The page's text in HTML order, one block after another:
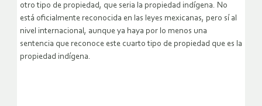
otro tipo de propiedad, que seria la propiedad indígena. No
está oficialmente reconocida en las leyes mexicanas, pero sí al
nivel internacional, aunque ya haya por lo menos una
sentencia que reconoce este cuarto tipo de propiedad que es la
propiedad indígena.